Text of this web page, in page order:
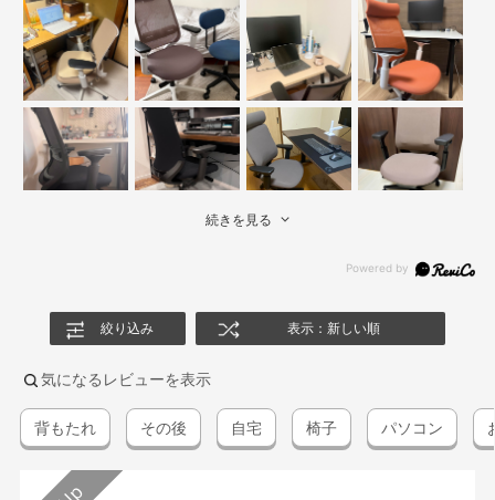
続きを見る
絞り込み 表示：新しい順
気になるレビューを表示
背もたれ その後 自宅 椅子 パソコン